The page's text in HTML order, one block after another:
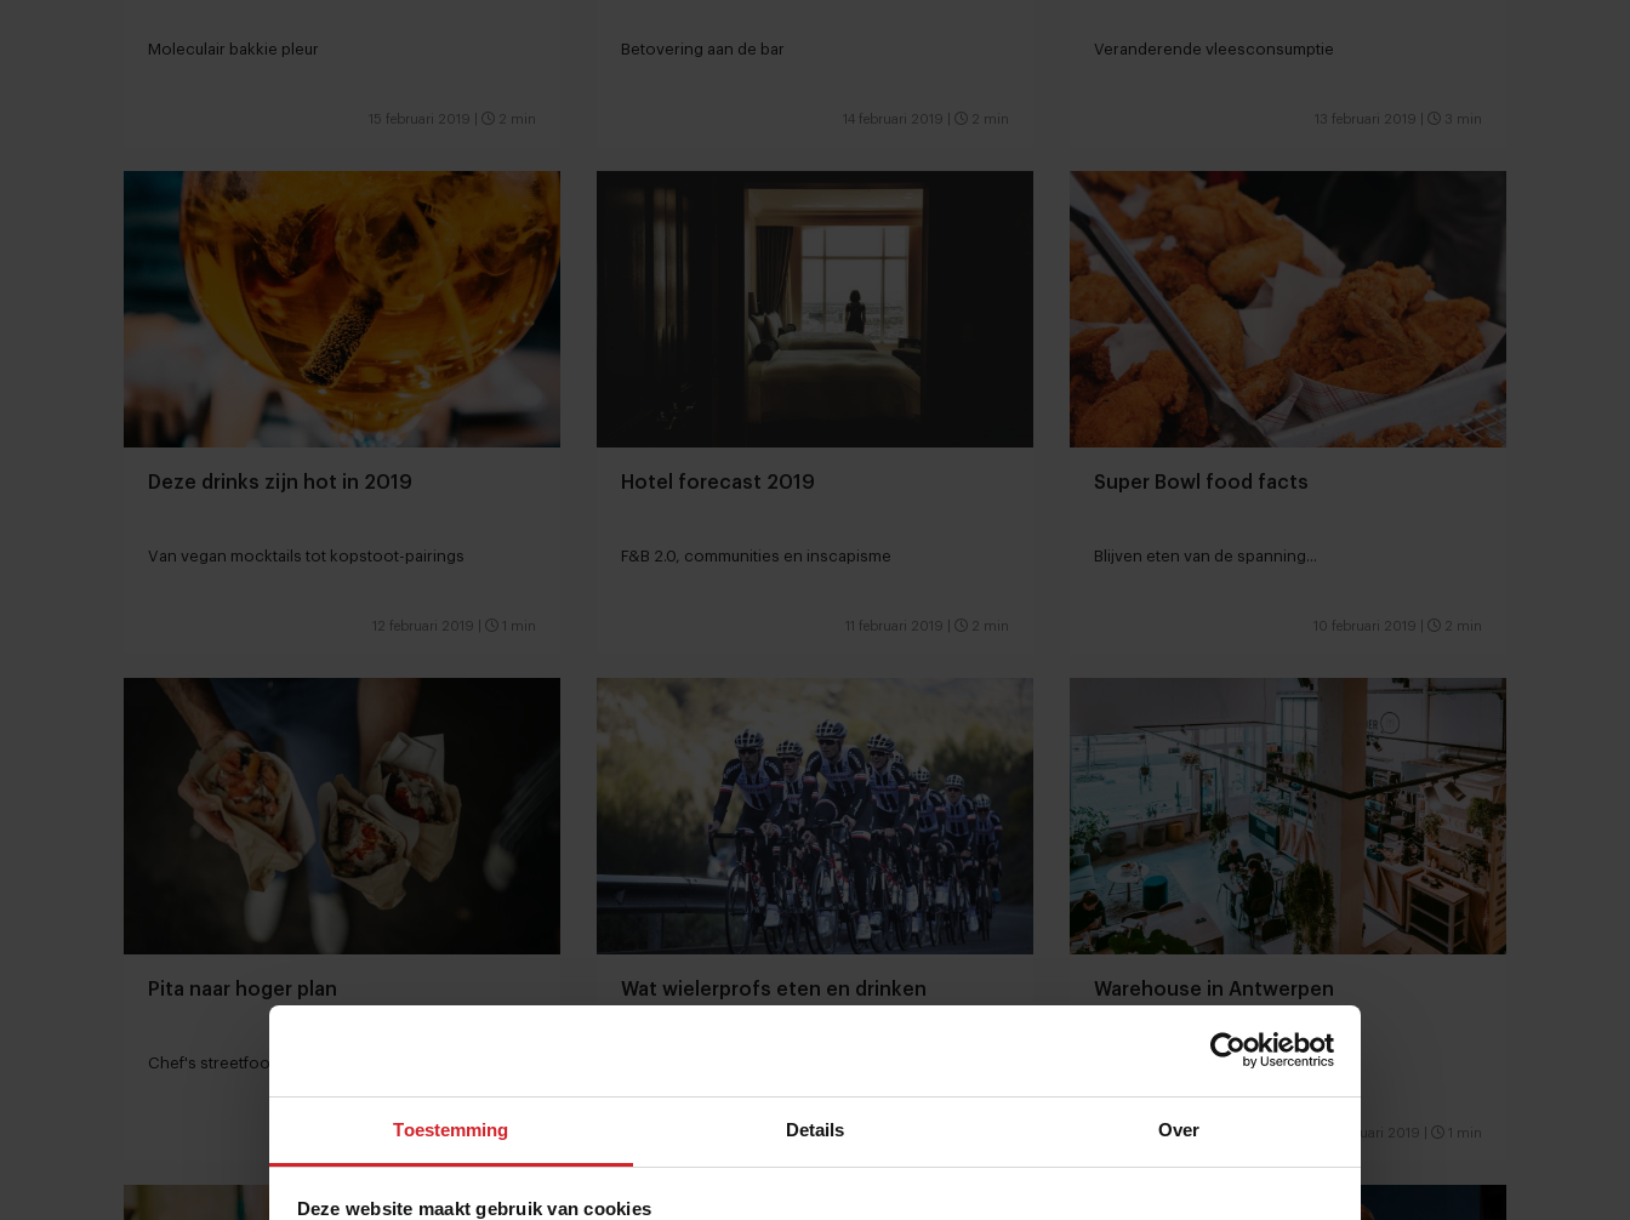
Toestemming Details Over
Deze website maakt gebruik van cookies
Moleculair bakkie pleur
15 februari 2019 2 min
Betovering aan de bar
14 februari 2019 2 min
Veranderende vleesconsumptie
13 februari 2019 3 min
Deze drinks zijn hot in 2019
Van vegan mocktails tot kopstoot-pairings
12 februari 2019 1 min
Hotel forecast 2019
F&B 2.0, communities en inscapisme
11 februari 2019 2 min
Super Bowl food facts
Blijven eten van de spanning...
10 februari 2019 2 min
Pita naar hoger plan
Chef's streetfood bij Miznon
10 februari 2019 |
Wat wielerprofs eten en drinken Warehouse in Antwerpen
Eat healthy, stay healthy
8 februari 2019 1 min